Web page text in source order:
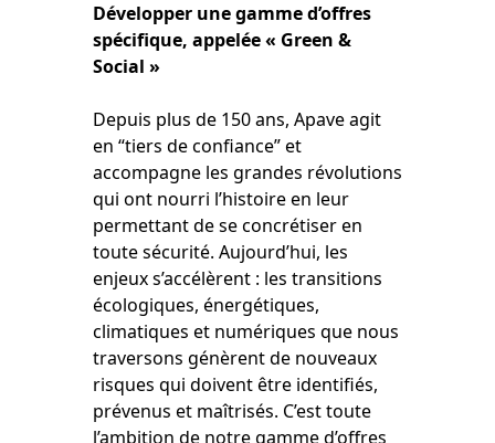
Développer une gamme d’offres
spécifique, appelée « Green &
Social »
Depuis plus de 150 ans, Apave agit
en “tiers de confiance” et
accompagne les grandes révolutions
qui ont nourri l’histoire en leur
permettant de se concrétiser en
toute sécurité. Aujourd’hui, les
enjeux s’accélèrent : les transitions
écologiques, énergétiques,
climatiques et numériques que nous
traversons génèrent de nouveaux
risques qui doivent être identifiés,
prévenus et maîtrisés. C’est toute
l’ambition de notre gamme d’offres